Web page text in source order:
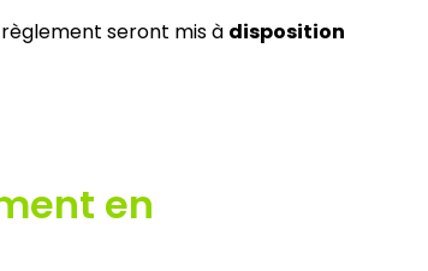
seront mis à disposition
en